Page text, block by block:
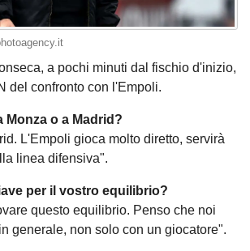
a pochi minuti dal fischio d'inizio,
del confronto con l'Empoli.
Monza o a Madrid?
L'Empoli gioca molto diretto, servirà
linea difensiva".
per il vostro equilibrio?
questo equilibrio. Penso che noi
generale, non solo con un giocatore".